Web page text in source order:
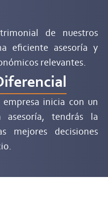
de nuestros
eficiente asesoría y
relevantes.
inicia con un
asesoría, tendrás la
mejores decisiones